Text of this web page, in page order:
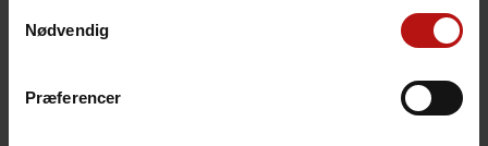
Nødvendig
Præferencer
Anbefalingerne tager udgangspunkt
irejselængde og rejsetype